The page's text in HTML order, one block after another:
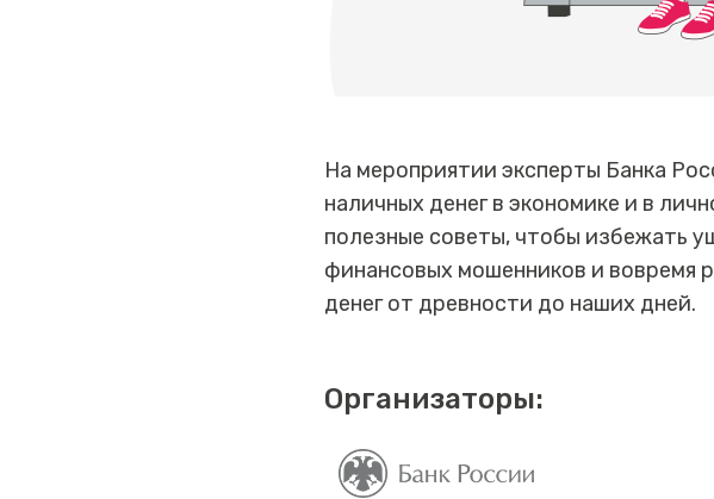
На мероприятии эксперты Банка
наличных денег в экономике и в
полезные советы, чтобы избежать
финансовых мошенников и вовремя
денег от древности до наших дней.
Организаторы: